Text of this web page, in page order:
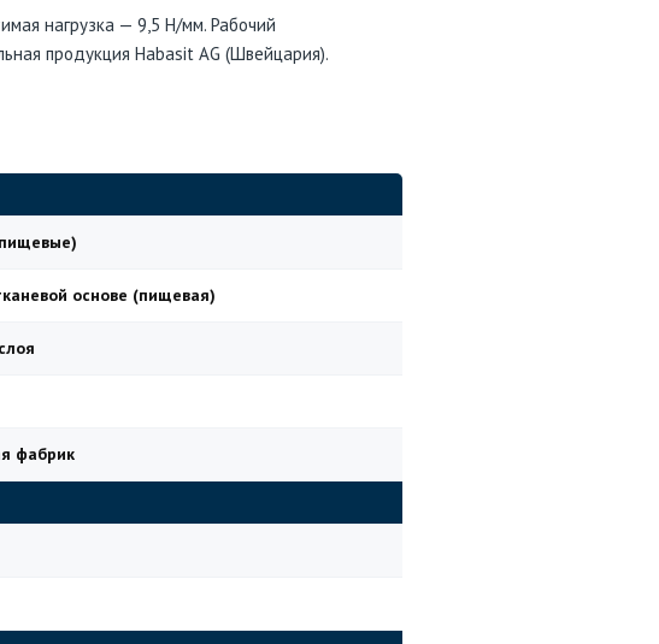
нагрузка — 9,5 Н/мм. Рабочий
продукция Habasit AG (Швейцария).
основе (пищевая)
фабрик